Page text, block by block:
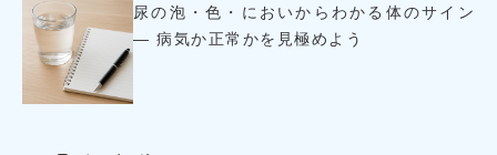
尿の泡・色・においからわかる体のサイン
― 病気か正常かを見極めよう